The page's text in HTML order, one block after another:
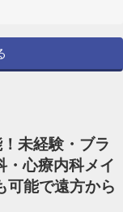
未経験・ブラ
・心療内科メイ
可能で遠方から